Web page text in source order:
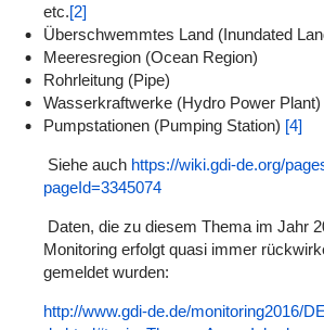
etc.[2]
Überschwemmtes Land (Inundated
Meeresregion (Ocean Region)
Rohrleitung (Pipe)
Wasserkraftwerke (Hydro Power
Pumpstationen (Pumping Station) [4]
Siehe auch https://wiki.gdi-de.org/
pageId=3345074
Daten, die zu diesem Thema im Jahr
Monitoring erfolgt quasi immer
gemeldet wurden:
http://www.gdi-de.de/monitoring2016/